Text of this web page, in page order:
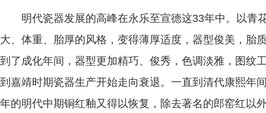
明代瓷器发展的高峰在永乐至宣德这33年中。以青
大、体重、胎厚的风格，变得薄厚适度，器型俊美，胎
到了成化年间，器型更加精巧、俊秀，色调淡雅，图纹
到嘉靖时期瓷器生产开始走向衰退。一直到清代康熙年
年的明代中期铜红釉又得以恢复，除去著名的郎窑红以